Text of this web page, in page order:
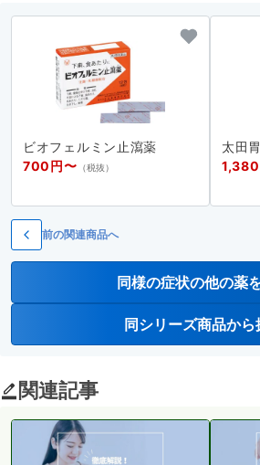
ビオフェルミン止瀉薬
700円〜 （税抜）
太田
前の関連商品へ
同様の症状の他の薬
同シリーズ商品から
関連記事